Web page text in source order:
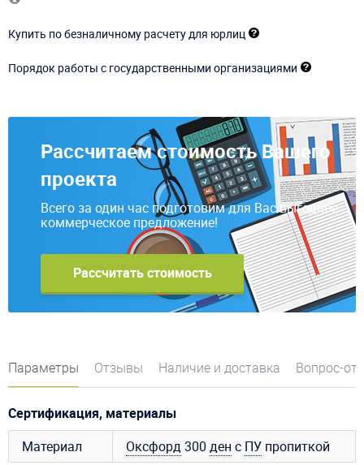
Купить по безналичному расчету для юрлиц
Порядок работы с государственными организациями
Рассчитаем стоимость Вашего
проекта
Всего за один час подготовим для Вас выгодное
коммерческое предложение!
Рассчитать стоимость
Параметры Отзывы Наличие и доставка Вопрос-
Сертификация, материалы
Материал
Оксфорд300 ден с ПУ пропиткой